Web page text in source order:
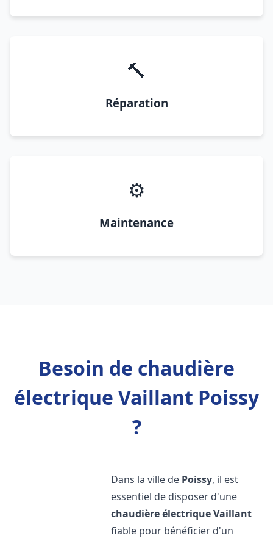
🔨
Réparation
⚙️
Maintenance
Besoin de chaudière
électrique Vaillant Poissy
?
Dans la ville de Poissy, il est
essentiel de disposer d'une
chaudière électrique Vaillant
fiable pour bénéficier d'un